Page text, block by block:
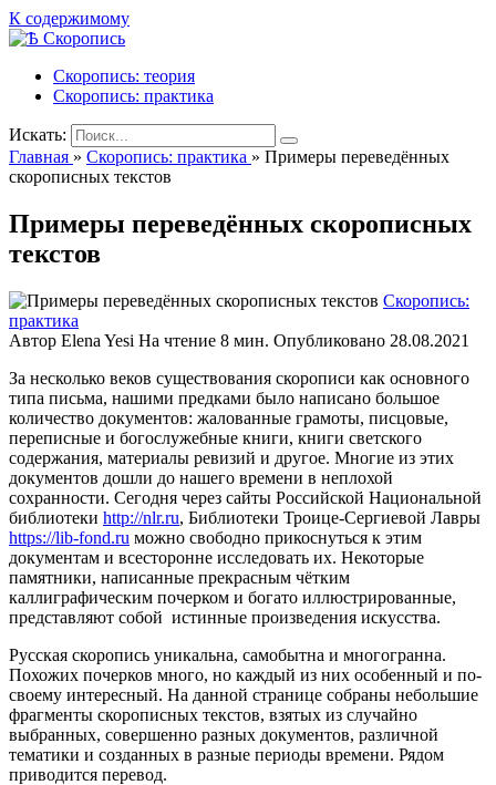
К содержимому
Скоропись: теория
Скоропись: практика
Искать:
Главная » Скоропись: практика » Примеры переведённых
скорописных текстов
Примеры переведённых скорописных
текстов
Скоропись:
практика
Автор Elena Yesi На чтение 8 мин. Опубликовано 28.08.2021
За несколько веков существования скорописи как основного
типа письма, нашими предками было написано большое
количество документов: жалованные грамоты, писцовые,
переписные и богослужебные книги, книги светского
содержания, материалы ревизий и другое. Многие из этих
документов дошли до нашего времени в неплохой
сохранности. Сегодня через сайты Российской Национальной
библиотеки http://nlr.ru, Библиотеки Троице-Сергиевой Лавры
https://lib-fond.ru можно свободно прикоснуться к этим
документам и всесторонне исследовать их. Некоторые
памятники, написанные прекрасным чётким
каллиграфическим почерком и богато иллюстрированные,
представляют собой истинные произведения искусства.
Русская скоропись уникальна, самобытна и многогранна.
Похожих почерков много, но каждый из них особенный и по-
своему интересный. На данной странице собраны небольшие
фрагменты скорописных текстов, взятых из случайно
выбранных, совершенно разных документов, различной
тематики и созданных в разные периоды времени. Рядом
приводится перевод.